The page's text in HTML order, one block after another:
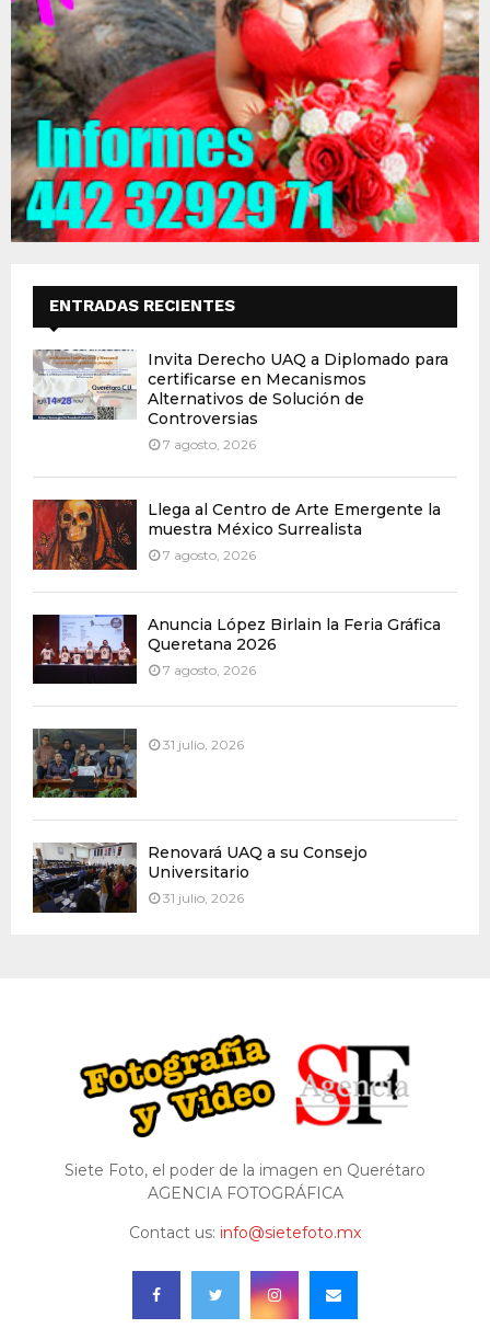
ENTRADAS RECIENTES
Invita Derecho UAQ a Diplomado para
certificarse en Mecanismos
Alternativos de Solución de
Controversias
7 agosto, 2026
Llega al Centro de Arte Emergente la
muestra México Surrealista
7 agosto, 2026
Anuncia López Birlain la Feria Gráfica
Queretana 2026
7 agosto, 2026
31 julio, 2026
Renovará UAQ a su Consejo
Universitario
31 julio, 2026
Siete Foto, el poder de la imagen en Querétaro
AGENCIA FOTOGRÁFICA
Contact us: info@sietefoto.mx